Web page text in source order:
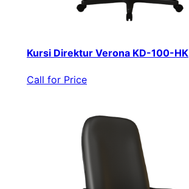
Kursi Direktur Verona KD-100-HK
Call for Price